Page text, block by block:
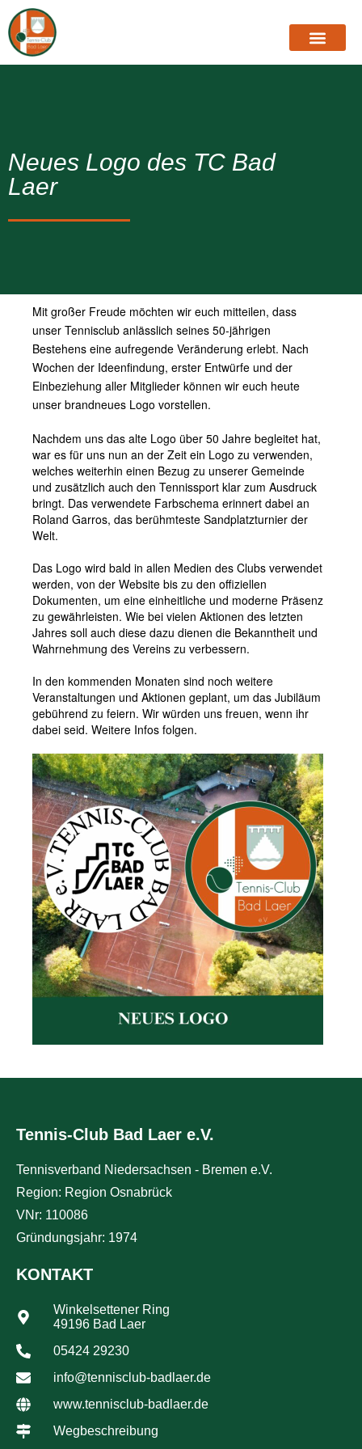
Neues Logo des TC Bad
Laer
Mit großer Freude möchten wir euch mitteilen, dass
unser Tennisclub anlässlich seines 50-jährigen
Bestehens eine aufregende Veränderung erlebt. Nach
Wochen der Ideenfindung, erster Entwürfe und der
Einbeziehung aller Mitglieder können wir euch heute
unser brandneues Logo vorstellen.
Nachdem uns das alte Logo über 50 Jahre begleitet hat,
war es für uns nun an der Zeit ein Logo zu verwenden,
welches weiterhin einen Bezug zu unserer Gemeinde
und zusätzlich auch den Tennissport klar zum Ausdruck
bringt. Das verwendete Farbschema erinnert dabei an
Roland Garros, das berühmteste Sandplatzturnier der
Welt.
Das Logo wird bald in allen Medien des Clubs verwendet
werden, von der Website bis zu den offiziellen
Dokumenten, um eine einheitliche und moderne Präsenz
zu gewährleisten. Wie bei vielen Aktionen des letzten
Jahres soll auch diese dazu dienen die Bekanntheit und
Wahrnehmung des Vereins zu verbessern.
In den kommenden Monaten sind noch weitere
Veranstaltungen und Aktionen geplant, um das Jubiläum
gebührend zu feiern. Wir würden uns freuen, wenn ihr
dabei seid. Weitere Infos folgen.
Tennis-Club Bad Laer e.V.
Tennisverband Niedersachsen - Bremen e.V.
Region: Region Osnabrück
VNr: 110086
Gründungsjahr: 1974
KONTAKT
Winkelsettener Ring
49196 Bad Laer
05424 29230
info@tennisclub-badlaer.de
www.tennisclub-badlaer.de
Wegbeschreibung